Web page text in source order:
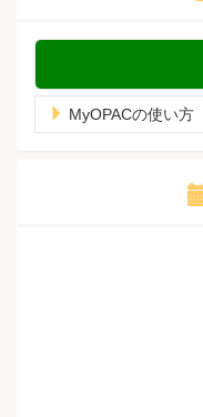
MyOPACの使い方